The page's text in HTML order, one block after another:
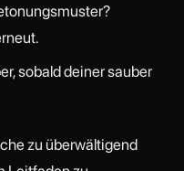
sobald deiner sauber
zu überwältigend